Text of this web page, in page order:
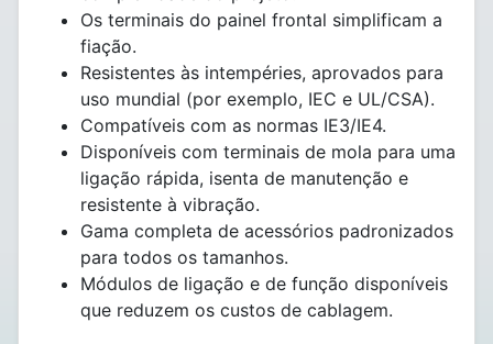
Os terminais do painel frontal simplificam a
fiação.
Resistentes às intempéries, aprovados para
uso mundial (por exemplo, IEC e UL/CSA).
Compatíveis com as normas IE3/IE4.
Disponíveis com terminais de mola para uma
ligação rápida, isenta de manutenção e
resistente à vibração.
Gama completa de acessórios padronizados
para todos os tamanhos.
Módulos de ligação e de função disponíveis
que reduzem os custos de cablagem.